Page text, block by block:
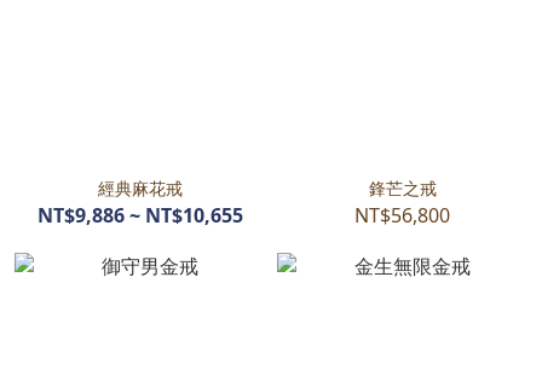
經典麻花戒
NT$9,886 ~ NT$10,655
鋒芒之戒
NT$56,800